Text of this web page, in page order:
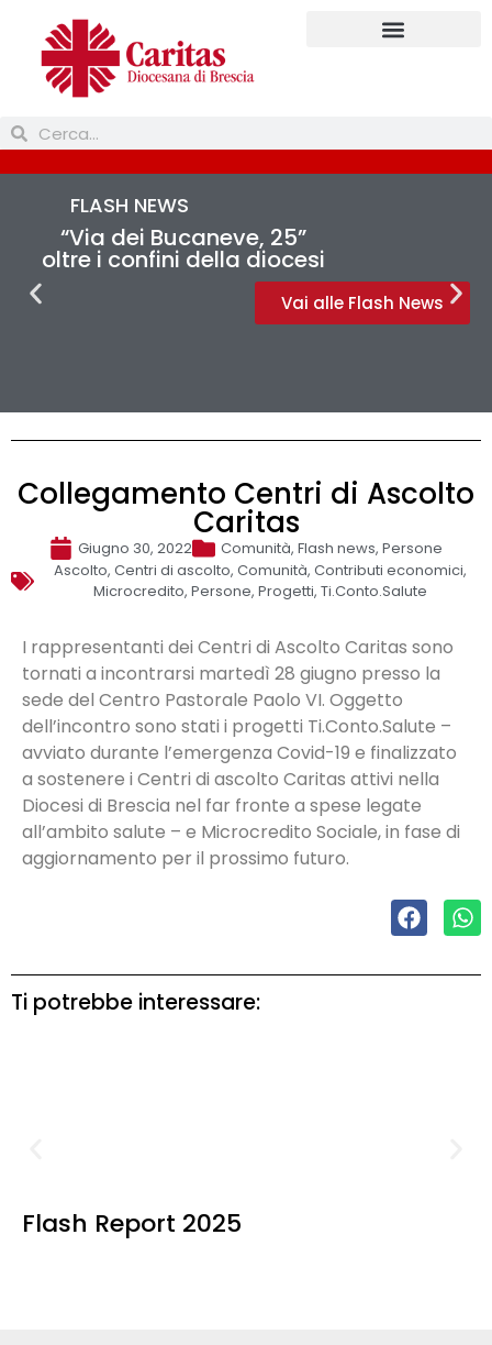
FLASH NEWS
“Via dei Bucaneve, 25”
oltre i confini della diocesi
Vai alle Flash News
Collegamento Centri di Ascolto
Caritas
Giugno 30, 2022 Comunità, Flash news, Persone
Ascolto, Centri di ascolto, Comunità, Contributi economici,
Microcredito, Persone, Progetti, Ti.Conto.Salute
I rappresentanti dei Centri di Ascolto Caritas sono
tornati a incontrarsi martedì 28 giugno presso la
sede del Centro Pastorale Paolo VI. Oggetto
dell’incontro sono stati i progetti Ti.Conto.Salute –
avviato durante l’emergenza Covid-19 e finalizzato
a sostenere i Centri di ascolto Caritas attivi nella
Diocesi di Brescia nel far fronte a spese legate
all’ambito salute – e Microcredito Sociale, in fase di
aggiornamento per il prossimo futuro.
Ti potrebbe interessare:
Flash Report 2025